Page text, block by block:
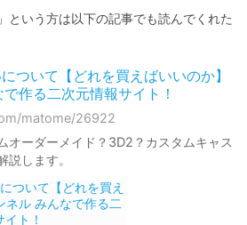
という方は以下の記事でも読んでくれた
ついて【どれを買えばいいのか】
作る二次元情報サイト！
matome/26922
オーダーメイド？3D2？カスタムキャス
説します。